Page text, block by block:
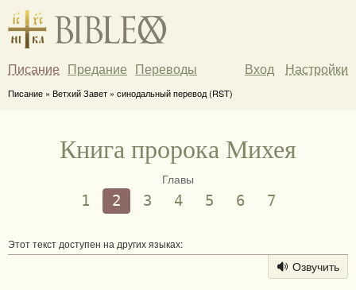
Писание Предание Переводы Вход Настройки
Писание » Ветхий Завет » синодальный перевод (RST)
Книга пророка Михея
Главы
1 2 3 4 5 6 7
Этот текст доступен на других языках:
Озвучить